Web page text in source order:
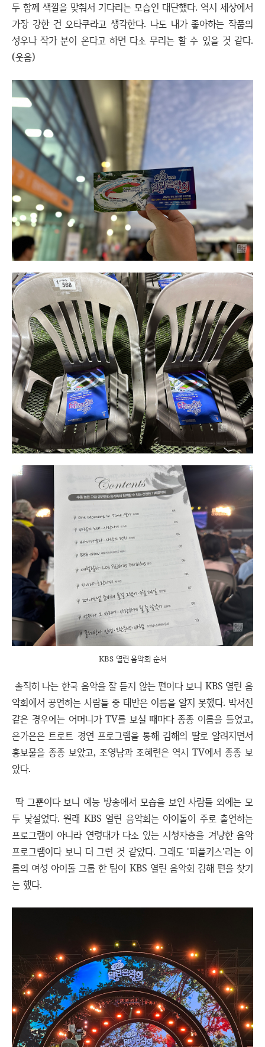
두 함께 색깔을 맞춰서 기다리는 모습인 대단했다. 역시 세상에서
가장 강한 건 오타쿠라고 생각한다. 나도 내가 좋아하는 작품의
성우나 작가 분이 온다고 하면 다소 무리는 할 수 있을 것 같다.
(웃음)
KBS 열린 음악회 순서
솔직히 나는 한국 음악을 잘 듣지 않는 편이다 보니 KBS 열린 음
악회에서 공연하는 사람들 중 태반은 이름을 알지 못했다. 박서진
같은 경우에는 어머니가 TV를 보실 때마다 종종 이름을 들었고,
은가은은 트로트 경연 프로그램을 통해 김해의 딸로 알려지면서
홍보물을 종종 보았고, 조영남과 조혜련은 역시 TV에서 종종 보
았다.
딱 그뿐이다 보니 예능 방송에서 모습을 보인 사람들 외에는 모
두 낯설었다. 원래 KBS 열린 음악회는 아이돌이 주로 출연하는
프로그램이 아니라 연령대가 다소 있는 시청자층을 겨냥한 음악
프로그램이다 보니 더 그런 것 같았다. 그래도 '퍼플키스'라는 이
름의 여성 아이돌 그룹 한 팀이 KBS 열린 음악회 김해 편을 찾기
는 했다.